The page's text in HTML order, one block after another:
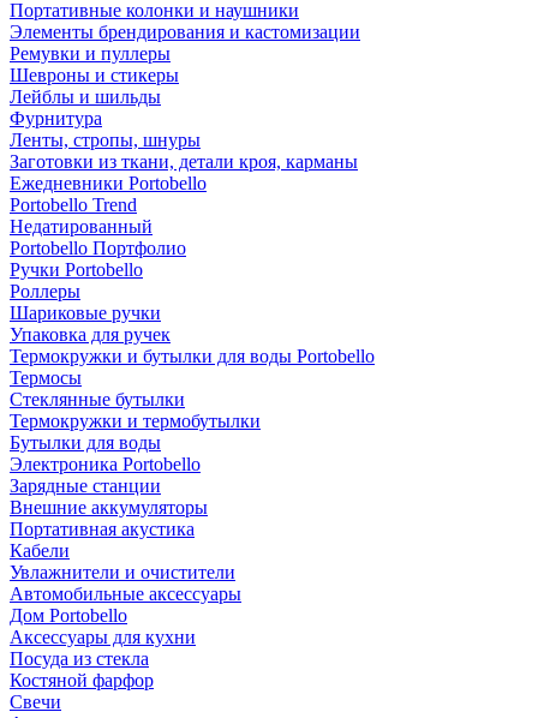
Портативные колонки и наушники
Элементы брендирования и кастомизации
Ремувки и пуллеры
Шевроны и стикеры
Лейблы и шильды
Фурнитура
Ленты, стропы, шнуры
Заготовки из ткани, детали кроя, карманы
Ежедневники Portobello
Portobello Trend
Недатированный
Portobello Портфолио
Ручки Portobello
Роллеры
Шариковые ручки
Упаковка для ручек
Термокружки и бутылки для воды Portobello
Термосы
Стеклянные бутылки
Термокружки и термобутылки
Бутылки для воды
Электроника Portobello
Зарядные станции
Внешние аккумуляторы
Портативная акустика
Кабели
Увлажнители и очистители
Автомобильные аксессуары
Дом Portobello
Аксессуары для кухни
Посуда из стекла
Костяной фарфор
Свечи